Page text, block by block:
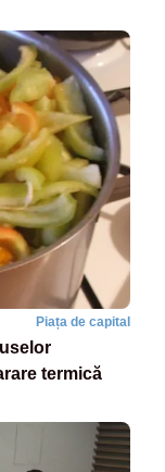
Piața de capital
termică